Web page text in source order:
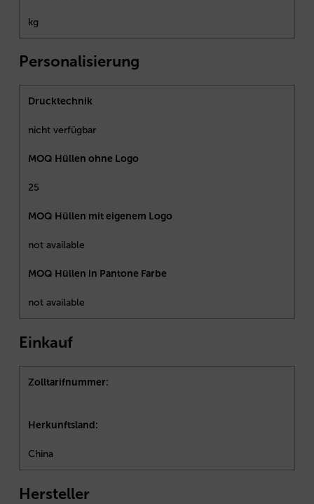
kg
Personalisierung
Drucktechnik
nicht verfügbar
MOQ Hüllen ohne Logo
25
MOQ Hüllen mit eigenem Logo
not available
MOQ Hüllen in Pantone Farbe
not available
Einkauf
Zolltarifnummer:
Herkunftsland:
China
Hersteller